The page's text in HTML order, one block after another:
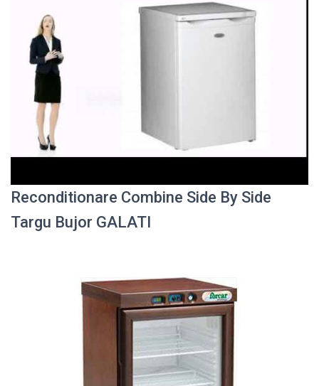
Reconditionare Combine Side By Side
Targu Bujor GALATI